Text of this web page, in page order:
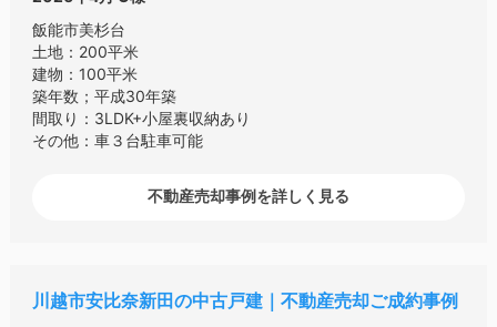
飯能市美杉台
土地：200平米
建物：100平米
築年数；平成30年築
間取り：3LDK+小屋裏収納あり
その他：車３台駐車可能
不動産売却事例を詳しく見る
川越市安比奈新田の中古戸建｜不動産売却ご成約事例